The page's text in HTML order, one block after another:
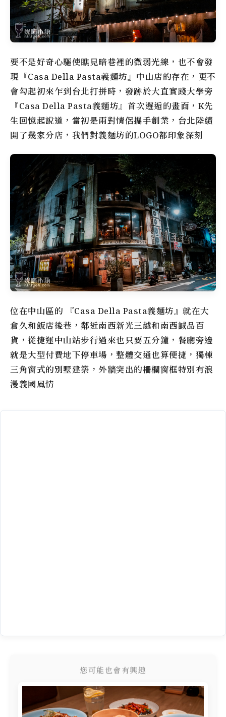
要不是好奇心驅使瞧見暗巷裡的微弱光線，也不會發
現『Casa Della Pasta義麵坊』中山店的存在，更不
會勾起初來乍到台北打拼時，發跡於大直實踐大學旁
『Casa Della Pasta義麵坊』首次邂逅的畫面，K先
生回憶起說道，當初是兩對情侶攜手創業，台北陸續
開了幾家分店，我們對義麵坊的LOGO都印象深刻
位在中山區的 『Casa Della Pasta義麵坊』就在大
倉久和飯店後巷，鄰近南西新光三越和南西誠品百
貨，從捷運中山站步行過來也只要五分鐘，餐廳旁邊
就是大型付費地下停車場，整體交通也算便捷，獨棟
三角窗式的別墅建築，外牆突出的柵欄窗框特別有浪
漫義國風情
您可能也會有興趣